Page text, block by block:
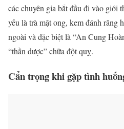
các chuyên gia bắt đầu đi vào giới
yếu là trà mật ong, kem đánh răng
ngoài và đặc biệt là “An Cung
“thần dược” chữa đột quỵ.
Cẩn trọng khi gặp tình